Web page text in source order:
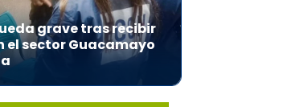
grave tras recibir
el sector Guacamayo